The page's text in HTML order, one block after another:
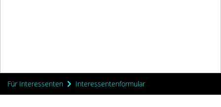
Für Interessenten Interessentenformular